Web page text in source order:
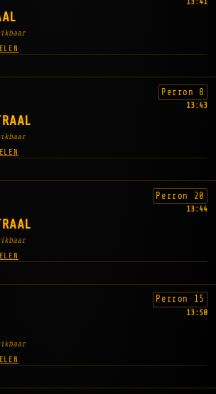
Perron 8
13:43
Perron 20
13:44
Perron 15
13:50